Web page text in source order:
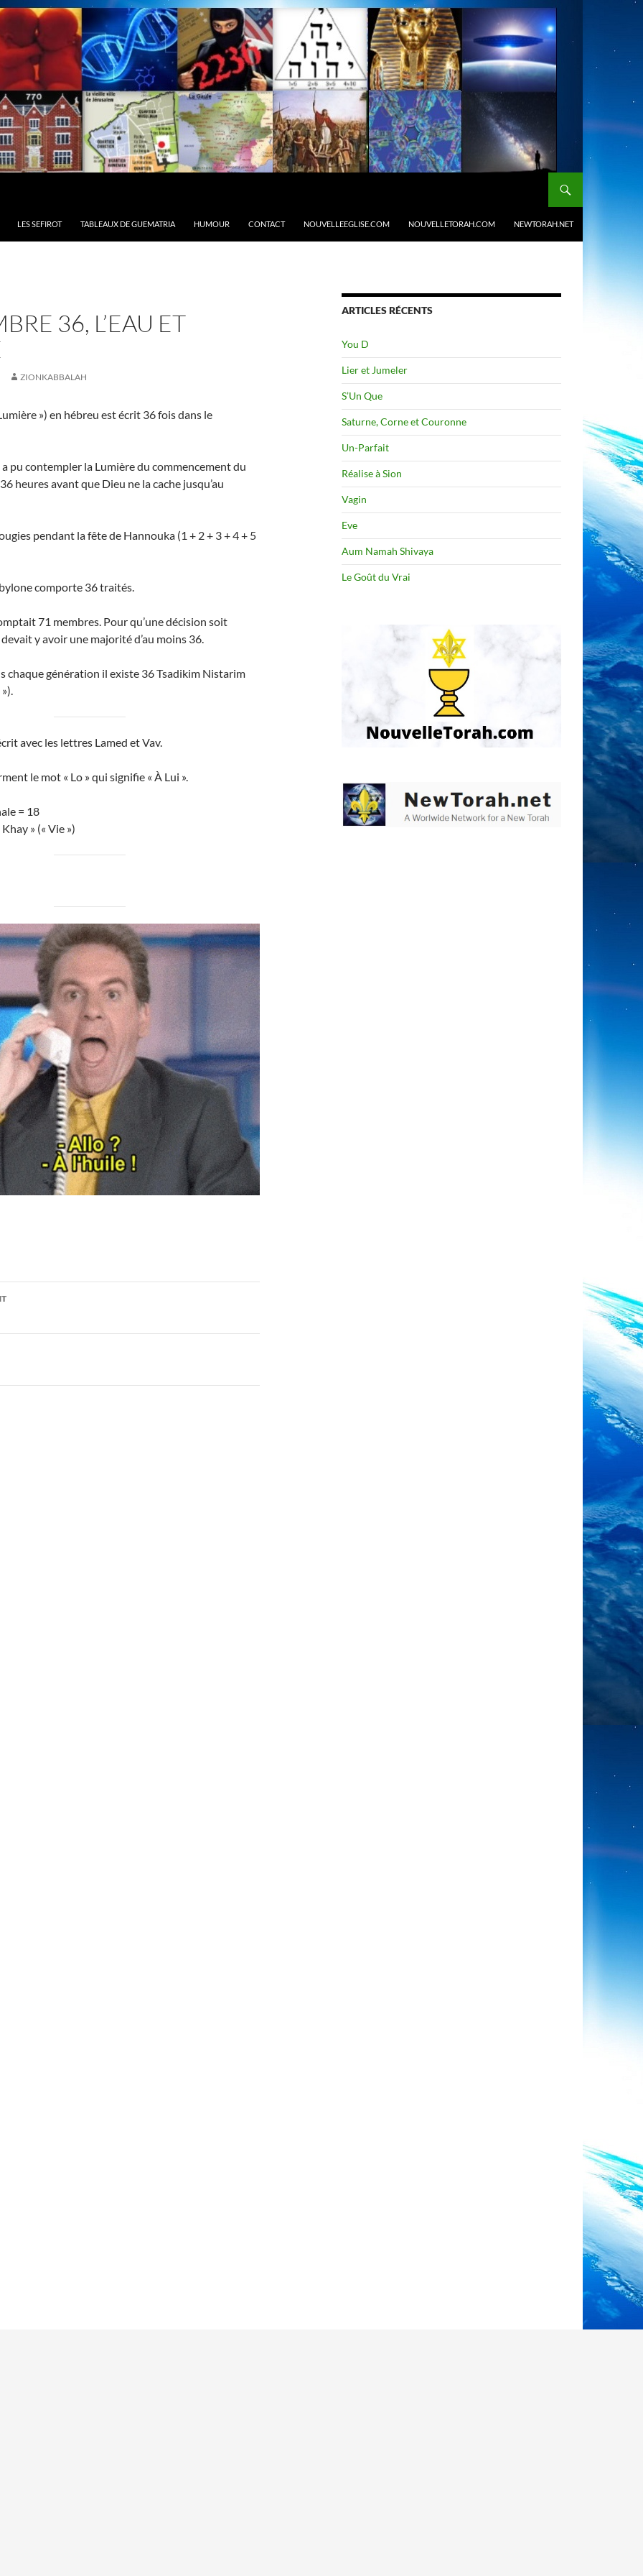
LES SEFIROT TABLEAUX DE GUEMATRIA HUMOUR CONTACT NOUVELLEEGLISE.COM NOUVELLETORAH.COM NEWTORAH.NET
36, L’EAU ET
ZIONKABBALAH
») en hébreu est écrit 36 fois dans le
pu contempler la Lumière du commencement du
heures avant que Dieu ne la cache jusqu’au
pendant la fête de Hannouka (1 + 2 + 3 + 4 + 5
comporte 36 traités.
71 membres. Pour qu’une décision soit
y avoir une majorité d’au moins 36.
chaque génération il existe 36 Tsadikim Nistarim
avec les lettres Lamed et Vav.
le mot « Lo » qui signifie « À Lui ».
= 18
» (« Vie »)
ARTICLES RÉCENTS
You D
Lier et Jumeler
S’Un Que
Saturne, Corne et Couronne
Un-Parfait
Réalise à Sion
Vagin
Eve
Aum Namah Shivaya
Le Goût du Vrai